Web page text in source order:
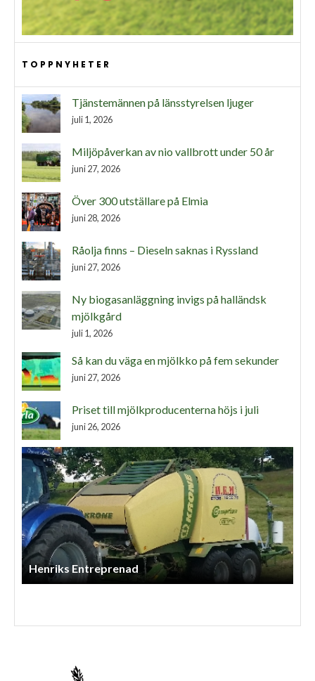
TOPPNYHETER
Tjänstemännen på länsstyrelsen ljuger
juli 1, 2026
Miljöpåverkan av nio vallbrott under 50 år
juni 27, 2026
Över 300 utställare på Elmia
juni 28, 2026
Råolja finns – Dieseln saknas i Ryssland
juni 27, 2026
Ny biogasanläggning invigs på halländsk
mjölkgård
juli 1, 2026
Så kan du väga en mjölkko på fem sekunder
juni 27, 2026
Priset till mjölkproducenterna höjs i juli
juni 26, 2026
P Anderssons Maskintjänst